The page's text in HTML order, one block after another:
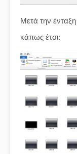
Μετά την
κάπως έτσι: